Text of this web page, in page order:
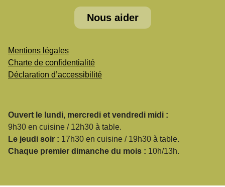
Nous aider
Mentions légales
Charte de confidentialité
Déclaration d’accessibilité
Ouvert le lundi, mercredi et vendredi midi :
9h30 en cuisine / 12h30 à table.
Le jeudi soir : 17h30 en cuisine / 19h30 à table.
Chaque premier dimanche du mois : 10h/13h.